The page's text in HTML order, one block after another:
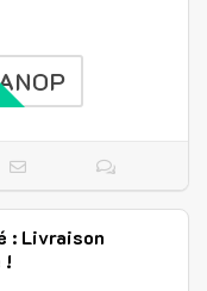
: Livraison
!